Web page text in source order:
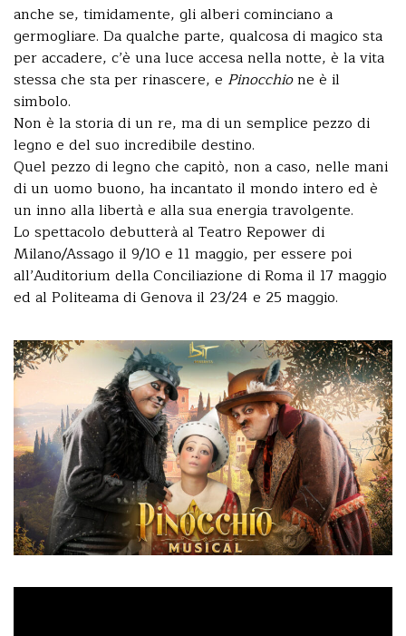
anche se, timidamente, gli alberi cominciano a
germogliare. Da qualche parte, qualcosa di magico sta
per accadere, c’è una luce accesa nella notte, è la vita
stessa che sta per rinascere, e Pinocchione è il
simbolo.
Non è la storia di un re, ma di un semplice pezzo di
legno e del suo incredibile destino.
Quel pezzo di legno che capitò, non a caso, nelle mani
di un uomo buono, ha incantato il mondo intero ed è
un inno alla libertà e alla sua energia travolgente.
Lo spettacolo debutterà al Teatro Repower di
Milano/Assago il 9/10 e 11 maggio, per essere poi
all’Auditorium della Conciliazione di Roma il 17 maggio
ed al Politeama di Genova il 23/24 e 25 maggio.